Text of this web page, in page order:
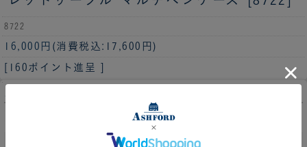
8722
16,000円 (消費税込:17,600円)
[160ポイント進呈 ]
在庫数：2